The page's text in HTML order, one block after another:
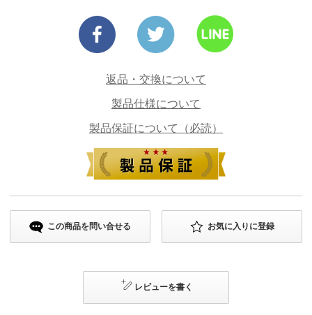
返品・交換について
製品仕様について
製品保証について（必読）
この商品を問い合せる お気に入りに登録
レビューを書く